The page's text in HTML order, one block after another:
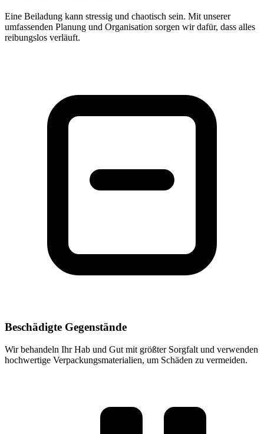
Eine Beiladung kann stressig und chaotisch sein. Mit unserer
umfassenden Planung und Organisation sorgen wir dafür, dass alles
reibungslos verläuft.
Beschädigte Gegenstände
Wir behandeln Ihr Hab und Gut mit größter Sorgfalt und verwenden
hochwertige Verpackungsmaterialien, um Schäden zu vermeiden.